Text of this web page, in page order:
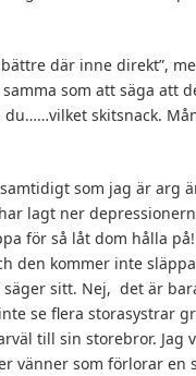
där inne direkt”,
som att säga att
skitsnack.
som jag är arg
lagt ner
för så låt dom hålla på!
den kommer inte
sitt. Nej, det är
se flera storasystrar
till sin storebror. Jag
vänner som förlorar en